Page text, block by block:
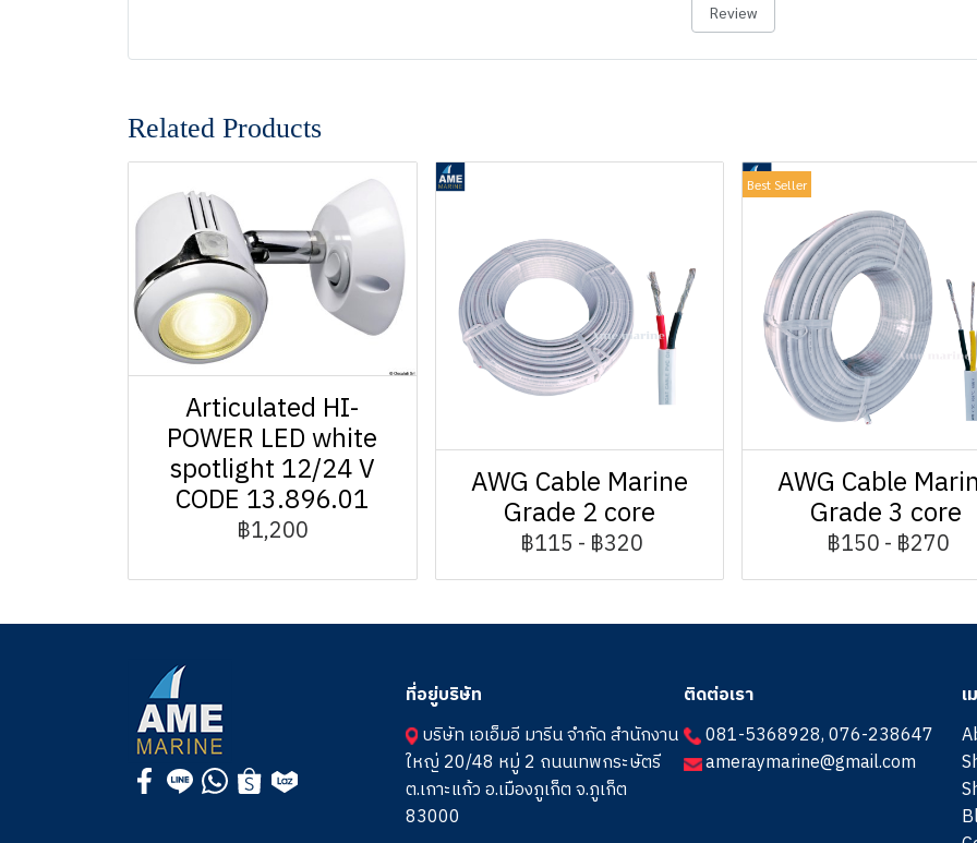
Review
Related Products
Articulated HI-
POWER LED white
spotlight 12/24 V
CODE 13.896.01
฿1,200
AWG Cable Marine
Grade 2 core
฿115 - ฿320
Best Seller
AWG Cable
Grade 3 core
฿150- ฿270
ที่อยู่บริษัท
บริษัท เอเอ็มอี มารีน จำกัด สำนักงาน
ใหญ่ 20/48 หมู่ 2 ถนนเทพกระษัตรี
ต.เกาะแก้ว อ.เมืองภูเก็ต จ.ภูเก็ต
83000
ติดต่อเรา
081-5368928,076-238647
ameraymarine@gmail.com
เ